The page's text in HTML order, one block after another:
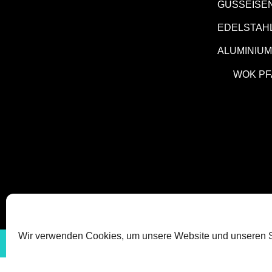
Wir verwenden Cookies, um unsere Website und unseren
WOK
IMPRESSUM